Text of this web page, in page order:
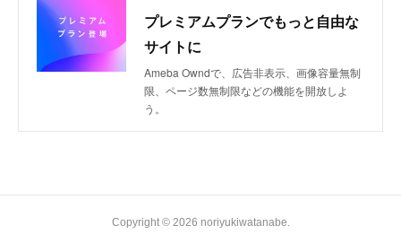
プレミアムプランでもっと自由な
サイトに
Ameba Owndで、広告非表示、画像容量無制
限、ページ数無制限などの機能を開放しよ
う。
Copyright © 2026 noriyukiwatanabe.